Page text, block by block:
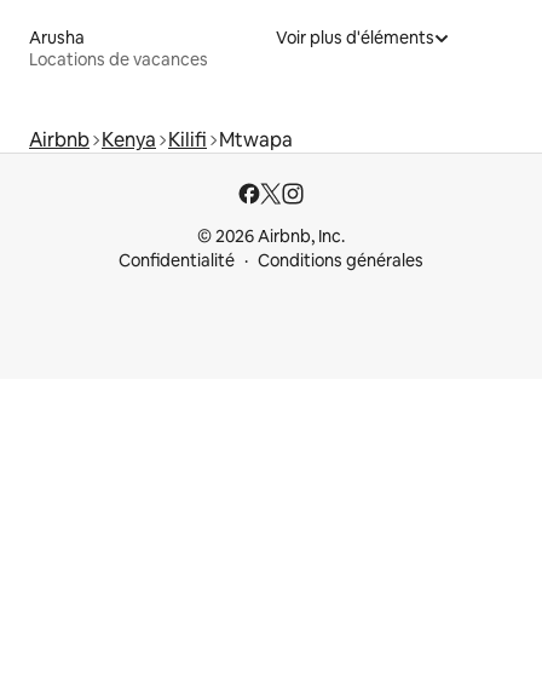
Arusha
Locations de vacances
Voir plus d'éléments
Airbnb Kenya Kilifi Mtwapa
© 2026 Airbnb, Inc.
Confidentialité
Conditions générales